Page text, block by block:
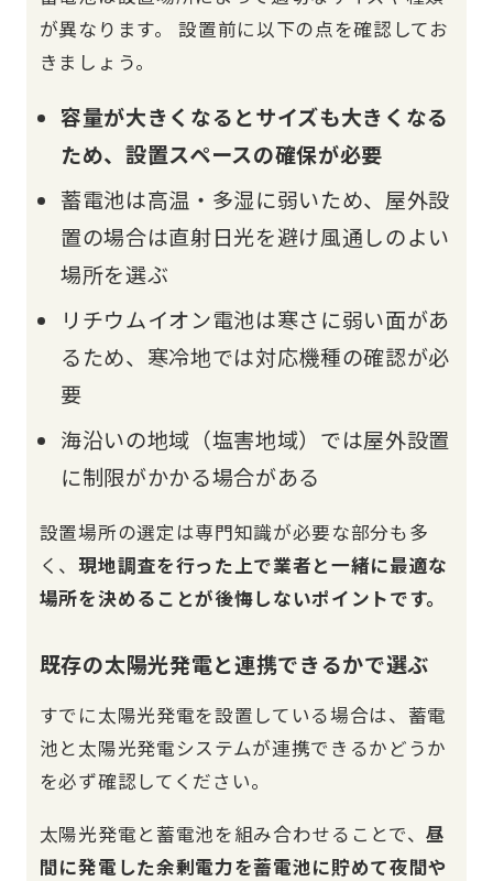
が異なります。 設置前に以下の点を確認してお
きましょう。
容量が大きくなるとサイズも大きくなる
ため、設置スペースの確保が必要
蓄電池は高温・多湿に弱いため、屋外設
置の場合は直射日光を避け風通しのよい
場所を選ぶ
リチウムイオン電池は寒さに弱い面があ
るため、寒冷地では対応機種の確認が必
要
海沿いの地域（塩害地域）では屋外設置
に制限がかかる場合がある
設置場所の選定は専門知識が必要な部分も多
く、現地調査を行った上で業者と一緒に最適な
場所を決めることが後悔しないポイントです。
既存の太陽光発電と連携できるかで選ぶ
すでに太陽光発電を設置している場合は、蓄電
池と太陽光発電システムが連携できるかどうか
を必ず確認してください。
太陽光発電と蓄電池を組み合わせることで、昼
間に発電した余剰電力を蓄電池に貯めて夜間や